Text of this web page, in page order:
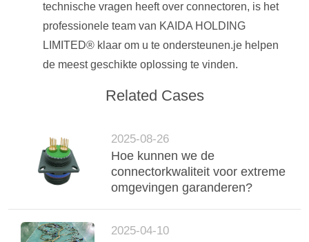
technische vragen heeft over connectoren, is het
professionele team van KAIDA HOLDING
LIMITED® klaar om u te ondersteunen.je helpen
de meest geschikte oplossing te vinden.
Related Cases
2025-08-26
Hoe kunnen we de
connectorkwaliteit voor extreme
omgevingen garanderen?
2025-04-10